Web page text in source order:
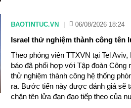
BAOTINTUC.VN 06/08/2026 18:24
Israel thử nghiệm thành công tên
Theo phóng viên TTXVN tại Tel
báo đã phối hợp với Tập đoàn Công
thử nghiệm thành công hệ thống
ra. Bước tiến này được đánh giá sẽ
chặn tên lửa đạn đạo tiếp theo của